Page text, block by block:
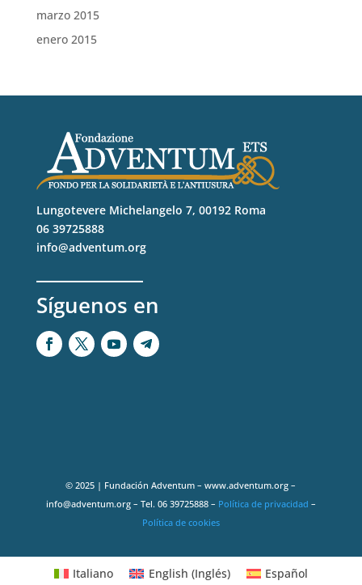
marzo 2015
enero 2015
Lungotevere Michelangelo 7, 00192 Roma
06 39725888
info@adventum.org
Síguenos en
© 2025 | Fundación Adventum – www.adventum.org –
info@adventum.org – Tel. 06 39725888 – Política de privacidad –
Política de cookies
Italiano English (Inglés) Español